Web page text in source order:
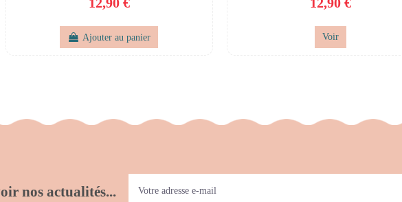
12,90 €
Ajouter au panier
12,90 €
Voir
nos actualités...